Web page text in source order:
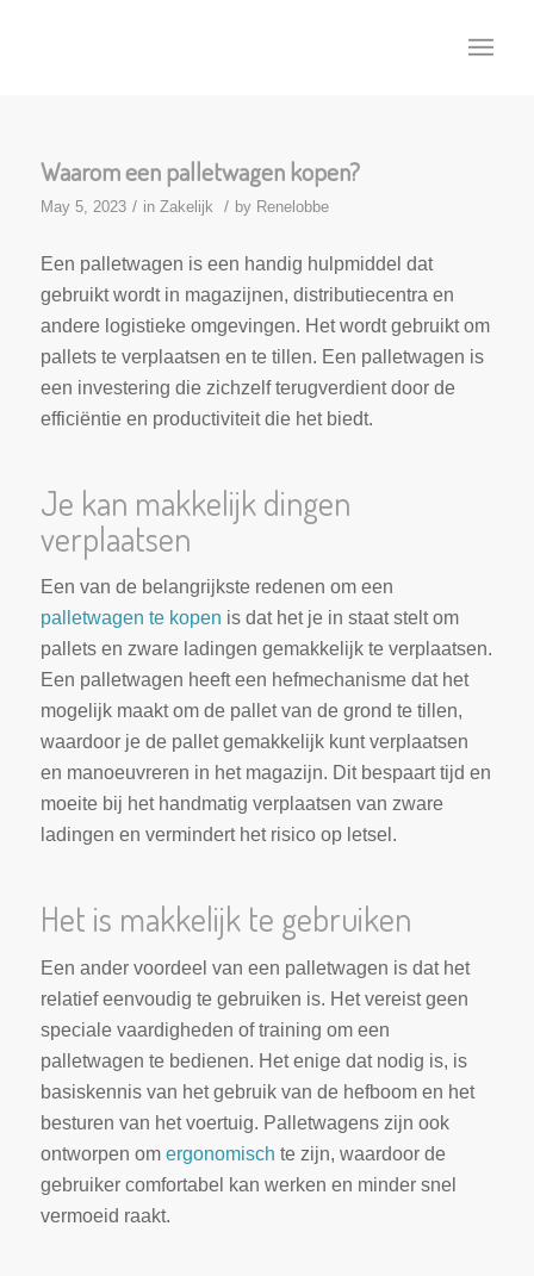
Waarom een palletwagen kopen?
May 5, 2023 / in Zakelijk / by Renelobbe
Een palletwagen is een handig hulpmiddel dat
gebruikt wordt in magazijnen, distributiecentra en
andere logistieke omgevingen. Het wordt gebruikt om
pallets te verplaatsen en te tillen. Een palletwagen is
een investering die zichzelf terugverdient door de
efficiëntie en productiviteit die het biedt.
Je kan makkelijk dingen
verplaatsen
Een van de belangrijkste redenen om een
palletwagen te kopen is dat het je in staat stelt om
pallets en zware ladingen gemakkelijk te verplaatsen.
Een palletwagen heeft een hefmechanisme dat het
mogelijk maakt om de pallet van de grond te tillen,
waardoor je de pallet gemakkelijk kunt verplaatsen
en manoeuvreren in het magazijn. Dit bespaart tijd en
moeite bij het handmatig verplaatsen van zware
ladingen en vermindert het risico op letsel.
Het is makkelijk te gebruiken
Een ander voordeel van een palletwagen is dat het
relatief eenvoudig te gebruiken is. Het vereist geen
speciale vaardigheden of training om een
palletwagen te bedienen. Het enige dat nodig is, is
basiskennis van het gebruik van de hefboom en het
besturen van het voertuig. Palletwagens zijn ook
ontworpen om ergonomisch te zijn, waardoor de
gebruiker comfortabel kan werken en minder snel
vermoeid raakt.